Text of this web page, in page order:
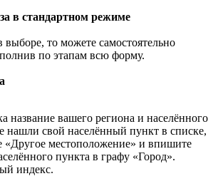
в стандартном режиме
то можете самостоятельно
по этапам всю форму.
название вашего региона и населённого
нашли свой населённый пункт в списке,
«Другое местоположение» и впишите
пункта в графу «Город».
индекс.